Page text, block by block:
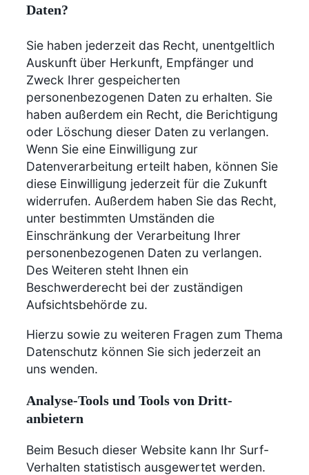
Daten?
Sie haben jederzeit das Recht, unentgeltlich
Auskunft über Herkunft, Empfänger und
Zweck Ihrer gespeicherten
personenbezogenen Daten zu erhalten. Sie
haben außerdem ein Recht, die Berichtigung
oder Löschung dieser Daten zu verlangen.
Wenn Sie eine Einwilligung zur
Datenverarbeitung erteilt haben, können Sie
diese Einwilligung jederzeit für die Zukunft
widerrufen. Außerdem haben Sie das Recht,
unter bestimmten Umständen die
Einschränkung der Verarbeitung Ihrer
personenbezogenen Daten zu verlangen.
Des Weiteren steht Ihnen ein
Beschwerderecht bei der zuständigen
Aufsichtsbehörde zu.
Hierzu sowie zu weiteren Fragen zum Thema
Datenschutz können Sie sich jederzeit an
uns wenden.
Analyse-Tools und Tools von Dritt­
anbietern
Beim Besuch dieser Website kann Ihr Surf-
Verhalten statistisch ausgewertet werden.